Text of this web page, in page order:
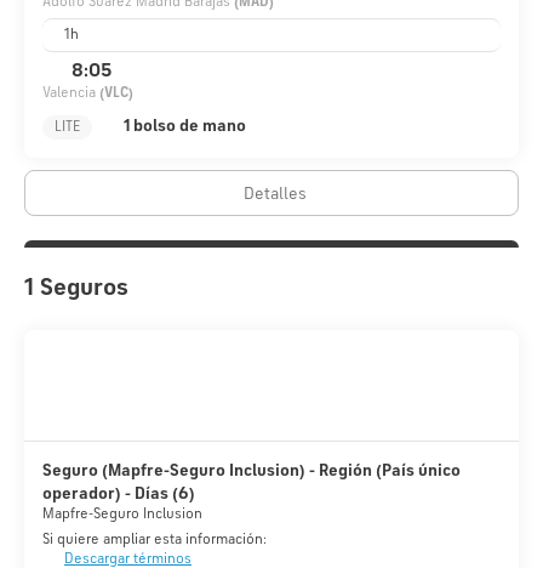
La Ribera, un restaurante especializado en cocina mediterránea,
te lo pone fácil para almorzar o cenar, aunque también puedes
aprovechar el servicio de habitaciones. Qué mejor forma de
acabar el día que con una bebida en el bar o lounge. Se ofrece un
desayuno bufé todos los días de 07:00 a 10:30 con un coste
Tendrás un centro de negocios, tintorería y un servicio de
recepción las 24 horas a tu disposición. ¿Estás organizando un
evento en Madrid? En este hotel tienes a tu disposición 42
salas de reuniones. Hay un aparcamiento sin asistencia (de pago)
1h
8:05
Valencia (VLC)
LITE 1 bolso de mano
Detalles
1 Seguros
Seguro (Mapfre-Seguro Inclusion) - Región (País único
operador) - Días (6)
Mapfre-Seguro Inclusion
Si quiere ampliar esta información:
Descargar términos